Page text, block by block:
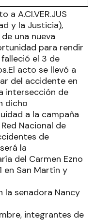
a A.CI.VER.JUS
y la Justicia),
una nueva
para rendir
el 3 de
acto se llevó a
del accidente en
intersección de
dicho
a la campaña
Nacional de
de
la
del Carmen Ezno
en San Martín y
la senadora Nancy
integrantes de